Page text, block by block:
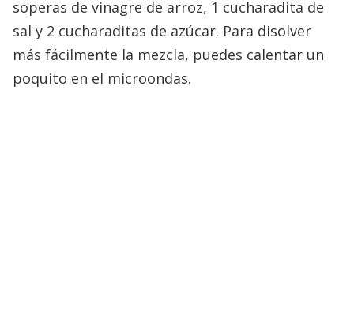
soperas de vinagre de arroz, 1 cucharadita de
sal y 2 cucharaditas de azúcar. Para disolver
más fácilmente la mezcla, puedes calentar un
poquito en el microondas.